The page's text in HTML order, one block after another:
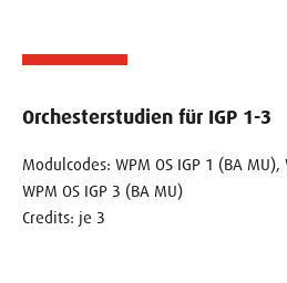
Orchesterstudien für IGP 1-3
Modulcodes: WPM OS IGP 1 (BA MU),
WPM OS IGP 3 (BA MU)
Credits: je 3